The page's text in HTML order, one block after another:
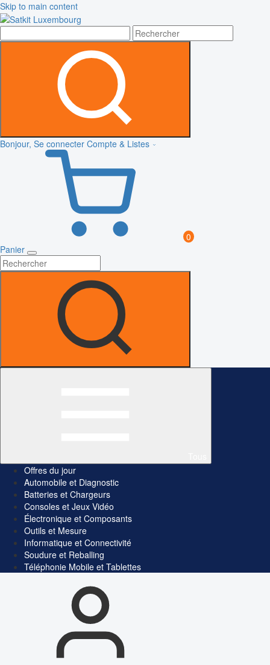
Skip to main content
Bonjour, Se connecter Compte & Listes
0
Panier
Offres du jour
Automobile et Diagnostic
Batteries et Chargeurs
Consoles et Jeux Vidéo
Électronique et Composants
Outils et Mesure
Informatique et Connectivité
Soudure et Reballing
Téléphonie Mobile et Tablettes